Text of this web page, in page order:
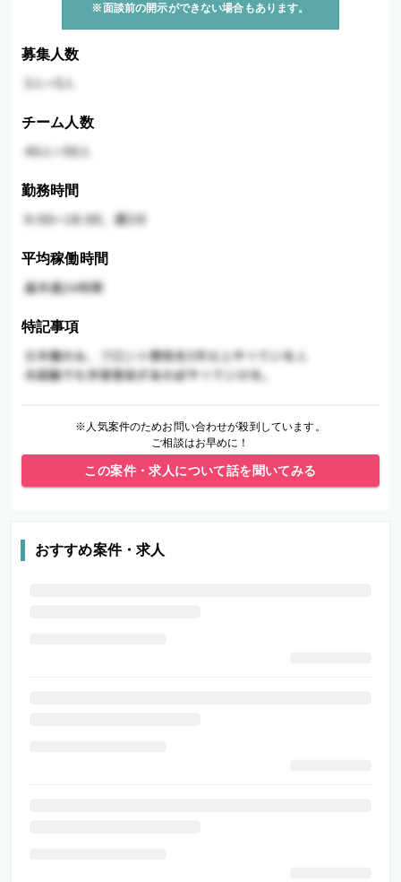
※面談前の開示ができない場合もあります。
募集人数
チーム人数
勤務時間
平均稼働時間
特記事項
※人気案件のためお問い合わせが殺到しています。
ご相談はお早めに！
この案件・求人について話を聞いてみる
おすすめ案件・求人